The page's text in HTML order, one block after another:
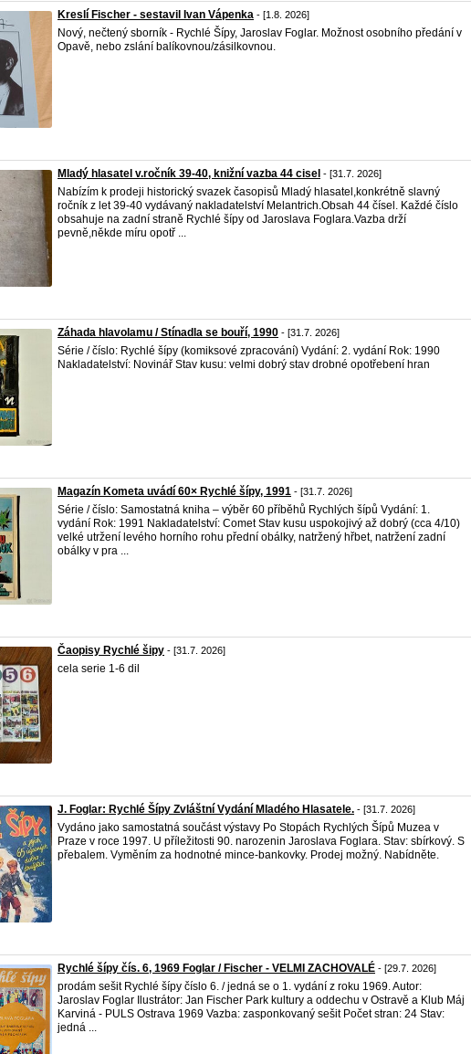
Kreslí Fischer - sestavil Ivan Vápenka - [1.8. 2026]
Nový, nečtený sborník - Rychlé Šípy, Jaroslav Foglar. Možnost osobního předání v
Opavě, nebo zslání balíkovnou/zásilkovnou.
Mladý hlasatel v.ročník 39-40, knižní vazba 44 cisel - [31.7. 2026]
Nabízím k prodeji historický svazek časopisů Mladý hlasatel,konkrétně slavný
ročník z let 39-40 vydávaný nakladatelství Melantrich.Obsah 44 čísel. Každé číslo
obsahuje na zadní straně Rychlé šípy od Jaroslava Foglara.Vazba drží
pevně,někde míru opotř ...
Záhada hlavolamu / Stínadla se bouří, 1990 - [31.7. 2026]
Série / číslo: Rychlé šípy (komiksové zpracování) Vydání: 2. vydání Rok: 1990
Nakladatelství: Novinář Stav kusu: velmi dobrý stav drobné opotřebení hran
Magazín Kometa uvádí 60× Rychlé šípy, 1991 - [31.7. 2026]
Série / číslo: Samostatná kniha – výběr 60 příběhů Rychlých šípů Vydání: 1.
vydání Rok: 1991 Nakladatelství: Comet Stav kusu uspokojivý až dobrý (cca 4/10)
velké utržení levého horního rohu přední obálky, natržený hřbet, natržení zadní
obálky v pra ...
Čaopisy Rychlé šipy - [31.7. 2026]
cela serie 1-6 dil
J. Foglar: Rychlé Šípy Zvláštní Vydání Mladého Hlasatele. - [31.7. 2026]
Vydáno jako samostatná součást výstavy Po Stopách Rychlých Šípů Muzea v
Praze v roce 1997. U příležitosti 90. narozenin Jaroslava Foglara. Stav: sbírkový. S
přebalem. Vyměním za hodnotné mince-bankovky. Prodej možný. Nabídněte.
Rychlé šípy čís. 6, 1969 Foglar / Fischer - VELMI ZACHOVALÉ - [29.7. 2026]
prodám sešit Rychlé šípy číslo 6. / jedná se o 1. vydání z roku 1969. Autor:
Jaroslav Foglar Ilustrátor: Jan Fischer Park kultury a oddechu v Ostravě a Klub Máj
Karviná - PULS Ostrava 1969 Vazba: zasponkovaný sešit Počet stran: 24 Stav:
jedná ...